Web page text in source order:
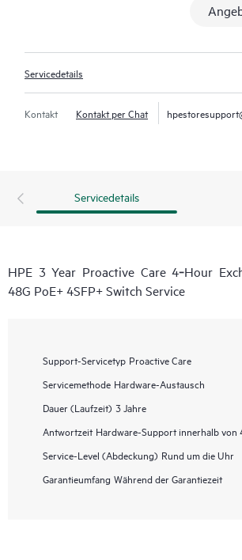
Servicedetails
Kontakt Kontakt per Chat
Servicedetails
HPE 3 Year Proactive Care 4‑Hour
48G PoE+ 4SFP+ Switch Service
Support-Servicetyp Proactive Care
Servicemethode Hardware-Austausch
Dauer (Laufzeit) 3 Jahre
Antwortzeit Hardware-Support innerhalb von
Service-Level (Abdeckung) Rund um die Uhr
Garantieumfang Während der Garantiezeit